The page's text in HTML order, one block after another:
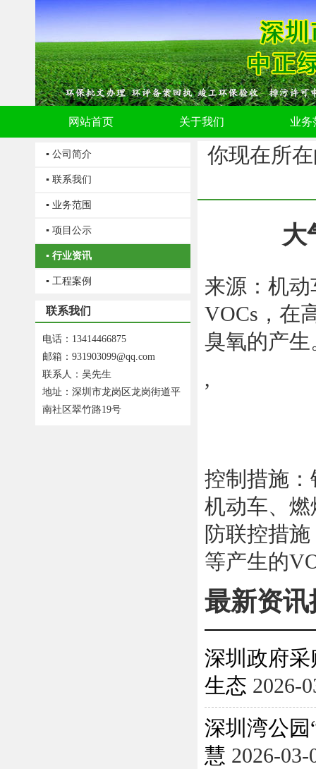
网站首页 关于我们 业务
▪ 公司简介
▪ 联系我们
▪ 业务范围
▪ 项目公示
▪ 行业资讯
▪ 工程案例
联系我们
电话：13414466875
邮箱：931903099@qq.com
联系人：吴先生
地址：深圳市龙岗区龙岗街道平
南社区翠竹路19号
你现在所
大
来源：机
VOCs，在
臭氧的产
,
控制措施
机动车、
防联控措
等产生的
最新资讯
深圳政府
生态 2026-
深圳湾公
慧 2026-03-